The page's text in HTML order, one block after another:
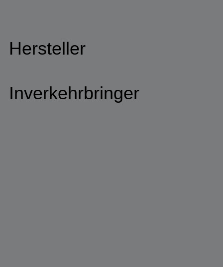
Hersteller
Inverkehrbringer